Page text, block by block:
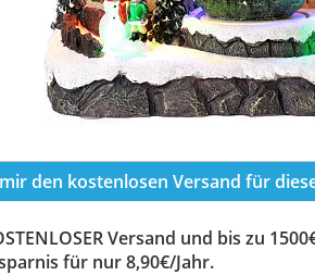
den kostenlosen Versand für
Versand und bis zu
für nur 8,90€/Jahr.